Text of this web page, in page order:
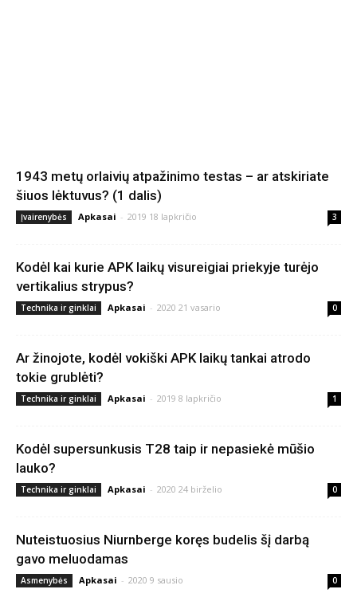
1943 metų orlaivių atpažinimo testas – ar atskiriate
šiuos lėktuvus? (1 dalis)
Įvairenybės Apkasai - 2019 18 lapkričio 3
Kodėl kai kurie APK laikų visureigiai priekyje turėjo
vertikalius strypus?
Technika ir ginklai Apkasai - 2020 21 vasario 0
Ar žinojote, kodėl vokiški APK laikų tankai atrodo
tokie grublėti?
Technika ir ginklai Apkasai - 2019 8 lapkričio 1
Kodėl supersunkusis T28 taip ir nepasiekė mūšio
lauko?
Technika ir ginklai Apkasai - 2020 24 birželio 0
Nuteistuosius Niurnberge koręs budelis šį darbą
gavo meluodamas
Asmenybės Apkasai - 2020 9 sausio 0